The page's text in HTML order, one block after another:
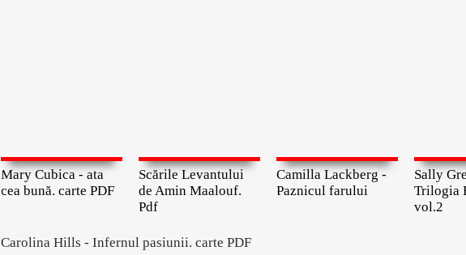
Mary Cubica - ata
cea bună. carte PDF
Scările Levantului
de Amin Maalouf.
Pdf
Camilla Lackberg -
Paznicul farului
Sally
Trilogia
vol.2
Carolina Hills - Infernul pasiunii. carte PDF